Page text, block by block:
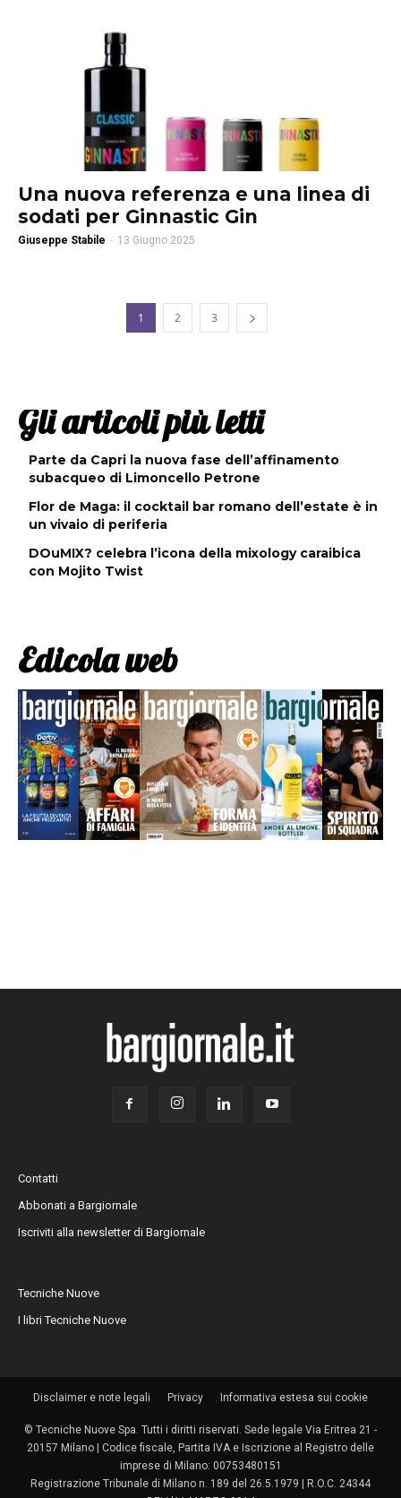
Una nuova referenza e una linea di
sodati per Ginnastic Gin
Giuseppe Stabile - 13 Giugno 2025
1 2 3
Gli articoli più letti
Parte da Capri la nuova fase dell’affinamento
subacqueo di Limoncello Petrone
Flor de Maga: il cocktail bar romano dell’estate è in
un vivaio di periferia
DOuMIX? celebra l’icona della mixology caraibica
con Mojito Twist
Edicola web
Contatti
Abbonati a Bargiornale
Iscriviti alla newsletter di Bargiornale
Tecniche Nuove
I libri Tecniche Nuove
Disclaimer e note legali Privacy Informativa estesa sui cookie
© Tecniche Nuove Spa. Tutti i diritti riservati. Sede legale Via Eritrea 21 -
20157 Milano | Codice fiscale, Partita IVA e Iscrizione al Registro delle
imprese di Milano: 00753480151
Registrazione Tribunale di Milano n. 189 del 26.5.1979 | R.O.C. 24344